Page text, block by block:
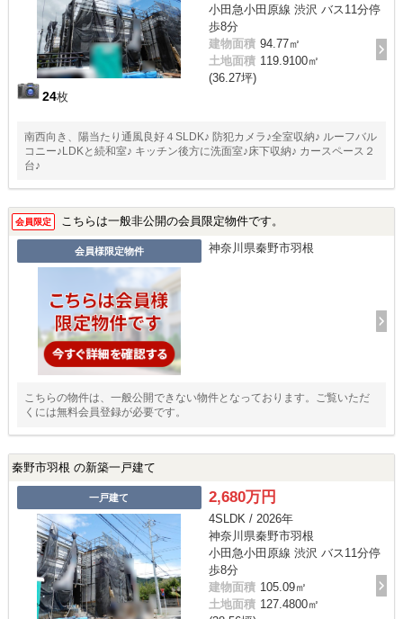
24枚
小田急小田原線 渋沢 バス11分停
歩8分
建物面積 94.77㎡
土地面積 119.9100㎡
(36.27坪)
南西向き、陽当たり通風良好４SLDK♪ 防犯カメラ♪全室収納♪ ルーフバル
コニー♪LDKと続和室♪ キッチン後方に洗面室♪床下収納♪ カースペース２
台♪
会員限定 こちらは一般非公開の会員限定物件です。
会員様限定物件 神奈川県秦野市羽根
こちらの物件は、一般公開できない物件となっております。ご覧いただ
くには無料会員登録が必要です。
秦野市羽根 の新築一戸建て
一戸建て 2,680万円
4SLDK / 2026年
神奈川県秦野市羽根
小田急小田原線 渋沢 バス11分停
歩8分
建物面積 105.09㎡
土地面積 127.4800㎡